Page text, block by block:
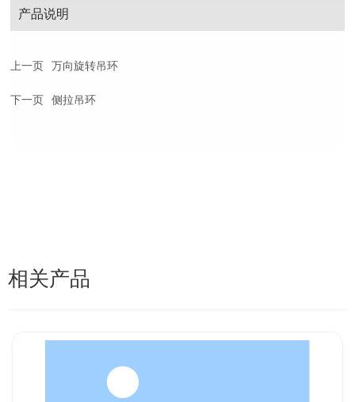
产品说明
上一页 万向旋转吊环
下一页 侧拉吊环
相关产品